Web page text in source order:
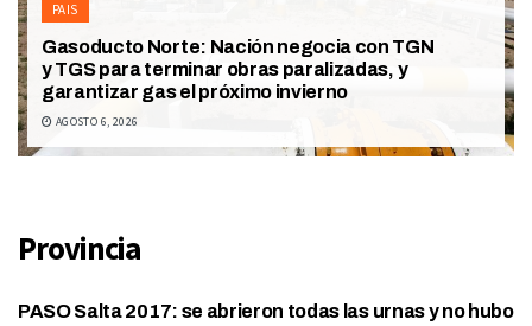
PAIS
Gasoducto Norte: Nación negocia con TGN
y TGS para terminar obras paralizadas, y
garantizar gas el próximo invierno
AGOSTO 6, 2026
Provincia
PASO Salta 2017: se abrieron todas las urnas y no hubo